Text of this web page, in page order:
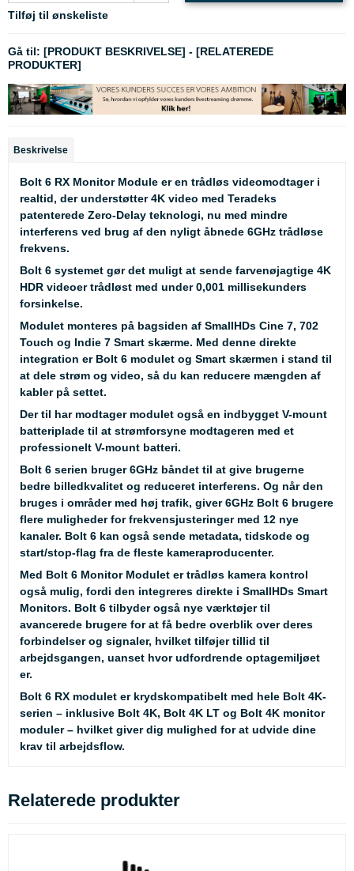
Tilføj til ønskeliste
Gå til: [PRODUKT BESKRIVELSE] - [RELATEREDE
PRODUKTER]
Beskrivelse
Bolt 6 RX Monitor Module er en trådløs videomodtager i
realtid, der understøtter 4K video med Teradeks
patenterede Zero-Delay teknologi, nu med mindre
interferens ved brug af den nyligt åbnede 6GHz trådløse
frekvens.
Bolt 6 systemet gør det muligt at sende farvenøjagtige 4K
HDR videoer trådløst med under 0,001 millisekunders
forsinkelse.
Modulet monteres på bagsiden af SmallHDs Cine 7, 702
Touch og Indie 7 Smart skærme. Med denne direkte
integration er Bolt 6 modulet og Smart skærmen i stand til
at dele strøm og video, så du kan reducere mængden af
kabler på settet.
Der til har modtager modulet også en indbygget V-mount
batteriplade til at strømforsyne modtageren med et
professionelt V-mount batteri.
Bolt 6 serien bruger 6GHz båndet til at give brugerne
bedre billedkvalitet og reduceret interferens. Og når den
bruges i områder med høj trafik, giver 6GHz Bolt 6 brugere
flere muligheder for frekvensjusteringer med 12 nye
kanaler. Bolt 6 kan også sende metadata, tidskode og
start/stop-flag fra de fleste kameraproducenter.
Med Bolt 6 Monitor Modulet er trådløs kamera kontrol
også mulig, fordi den integreres direkte i SmallHDs Smart
Monitors. Bolt 6 tilbyder også nye værktøjer til
avancerede brugere for at få bedre overblik over deres
forbindelser og signaler, hvilket tilføjer tillid til
arbejdsgangen, uanset hvor udfordrende optagemiljøet
er.
Bolt 6 RX modulet er krydskompatibelt med hele Bolt 4K-
serien – inklusive Bolt 4K, Bolt 4K LT og Bolt 4K monitor
moduler – hvilket giver dig mulighed for at udvide dine
krav til arbejdsflow.
Relaterede produkter